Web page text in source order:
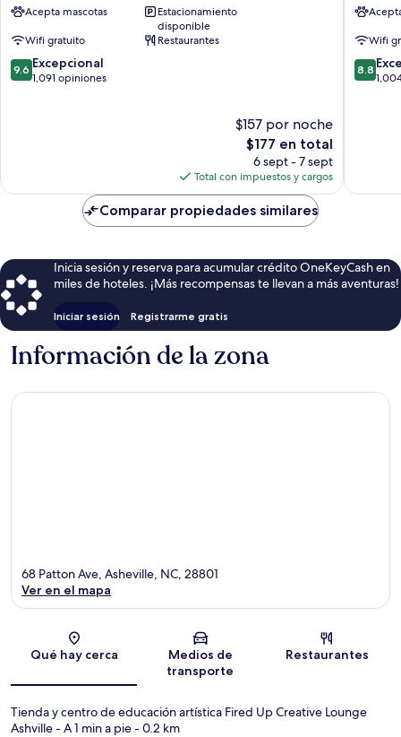
by
Centro
de
Asheville
Acepta mascotas
Estacionamiento
disponible
Wifi gratuito
Restaurantes
9.6
de
9.6 Excepcional
1,091 opiniones
$157 por noche
El
precio
actual
es
de
$177
$177 en total
6 sept - 7 sept
Total con impuestos y cargos
Hotel
deWifi
8.8
de
8.8
Comparar propiedades similares
Inicia sesión y reserva para acumular crédito OneKeyCash en
miles de hoteles. ¡Más recompensas te llevan a más aventuras!
Iniciar sesión Registrarme gratis
Información de la zona
Sección del mapa
68 Patton Ave, Asheville, NC, 28801
Ver en el mapa
Qué hay cerca
Medios de
transporte
Restaurantes
Tienda y centro de educación artística Fired Up Creative Lounge
Ashville- A 1 min a pie- 0.2 km